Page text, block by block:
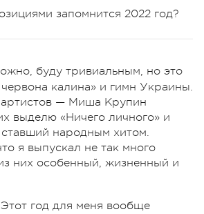
запомнится 2022 год?
буду тривиальным, но это
калина» и гимн Украины.
артистов — Миша Крупин
выделю «Ничего личного» и
ставший народным хитом.
я выпускал не так много
них особенный, жизненный и
Этот год для меня вообще